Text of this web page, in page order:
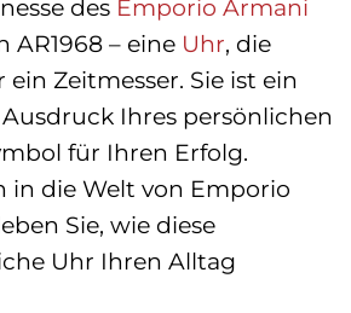
des Emporio Armani
AR1968 – eine Uhr, die
Zeitmesser. Sie ist ein
Ihres persönlichen
für Ihren Erfolg.
in die Welt von Emporio
Sie, wie diese
Uhr Ihren Alltag